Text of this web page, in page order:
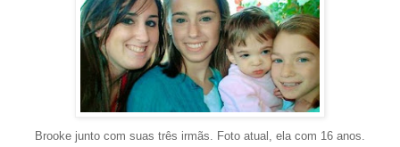
Brooke junto com suas três irmãs. Foto atual, ela com 16 anos.